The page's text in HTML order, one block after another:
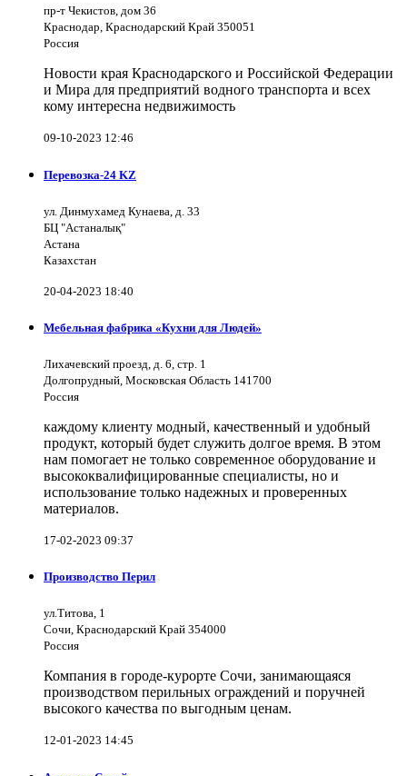
пр-т Чекистов, дом 36
Краснодар, Краснодарский Край 350051
Россия
Новости края Краснодарского и Российской Федерации
и Мира для предприятий водного транспорта и всех
кому интересна недвижимость
09-10-2023 12:46
Перевозка-24 KZ
ул. Динмухамед Кунаева, д. 33
БЦ "Астаналық"
Астана
Казахстан
20-04-2023 18:40
Мебельная фабрика «Кухни для Людей»
Лихачевский проезд, д. 6, стр. 1
Долгопрудный, Московская Область 141700
Россия
каждому клиенту модный, качественный и удобный
продукт, который будет служить долгое время. В этом
нам помогает не только современное оборудование и
высококвалифицированные специалисты, но и
использование только надежных и проверенных
материалов.
17-02-2023 09:37
Производство Перил
ул.Титова, 1
Сочи, Краснодарский Край 354000
Россия
Компания в городе-курорте Сочи, занимающаяся
производством перильных ограждений и поручней
высокого качества по выгодным ценам.
12-01-2023 14:45